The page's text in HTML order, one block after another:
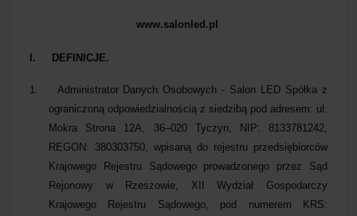
www.salonled.pl
I. DEFINICJE.
1.
Administrator Danych Osobowych - Salon LED Spółka z
ograniczoną odpowiedzialnością z siedzibą pod adresem: ul.
Mokra Strona 12A, 36–020 Tyczyn, NIP: 8133781242,
REGON: 380303750, wpisaną do rejestru przedsiębiorców
Krajowego Rejestru Sądowego prowadzonego przez Sąd
Rejonowy w Rzeszowie, XII Wydział Gospodarczy
Krajowego Rejestru Sądowego, pod numerem KRS: